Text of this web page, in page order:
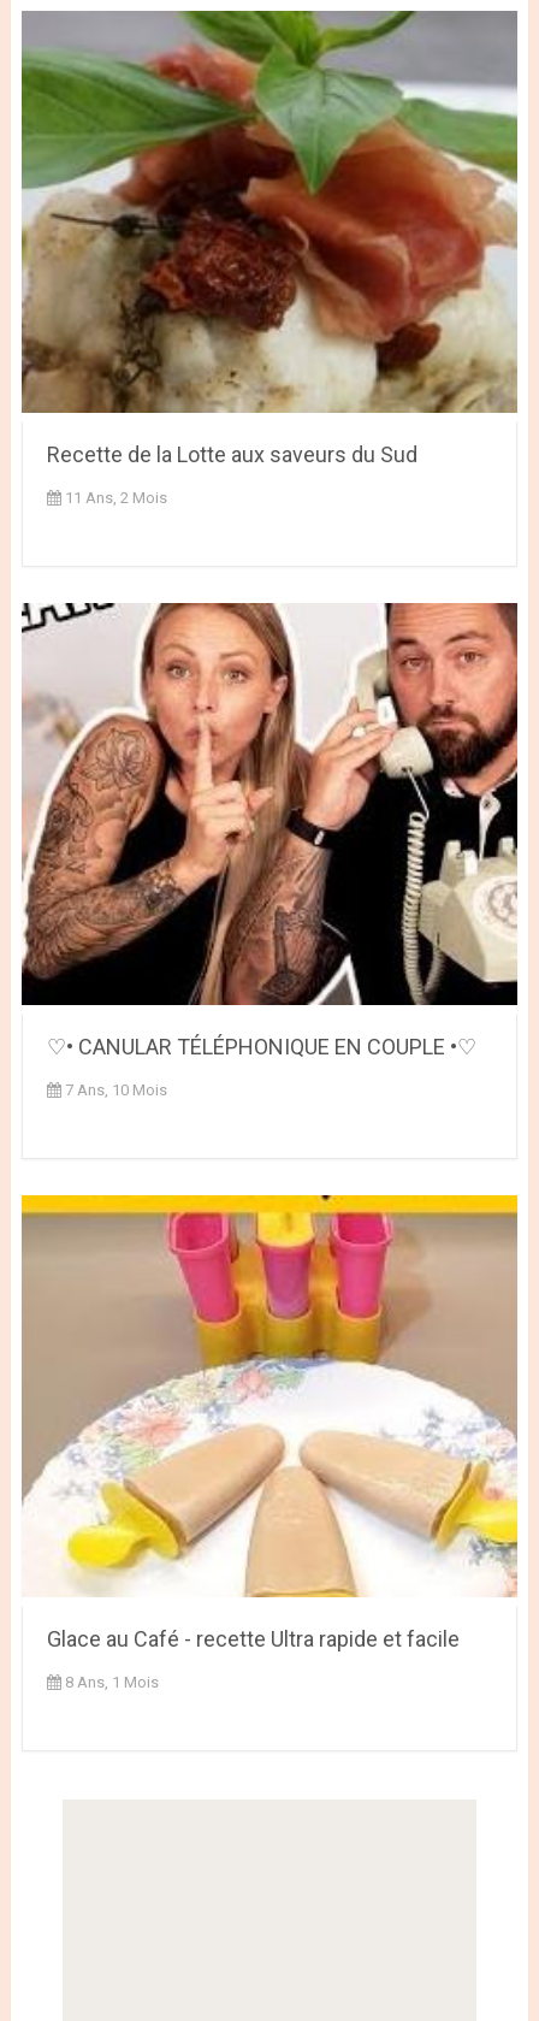
Recette de la Lotte aux saveurs du Sud
11 Ans, 2 Mois
♡• CANULAR TÉLÉPHONIQUE EN COUPLE •♡
7 Ans, 10 Mois
Glace au Café - recette Ultra rapide et facile
8 Ans, 1 Mois